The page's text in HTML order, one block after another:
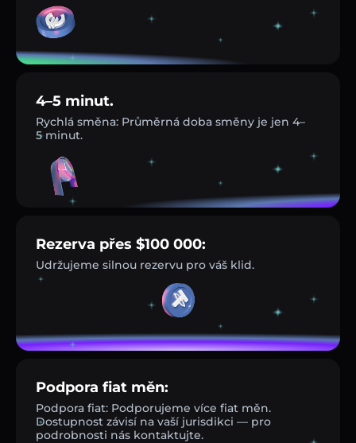
4–5 minut.
Rychlá směna: Průměrná doba směny je jen 4–
5 minut.
Rezerva přes $100 000:
Udržujeme silnou rezervu pro váš klid.
Podpora fiat měn:
Podpora fiat: Podporujeme více fiat měn.
Dostupnost závisí na vaší jurisdikci — pro
podrobnosti nás kontaktujte.